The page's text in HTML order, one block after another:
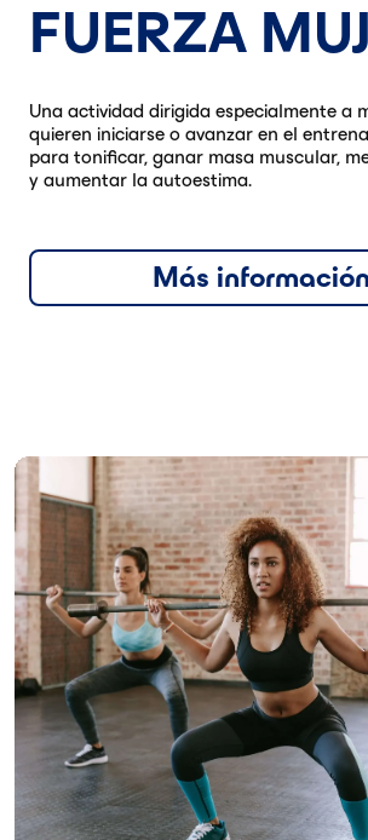
FUERZA
Una actividad dirigida especialmente a
quieren iniciarse o avanzar en el
para tonificar, ganar masa muscular,
y aumentar la autoestima.
Más información